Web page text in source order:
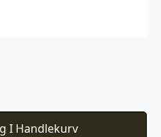
I Handlekurv